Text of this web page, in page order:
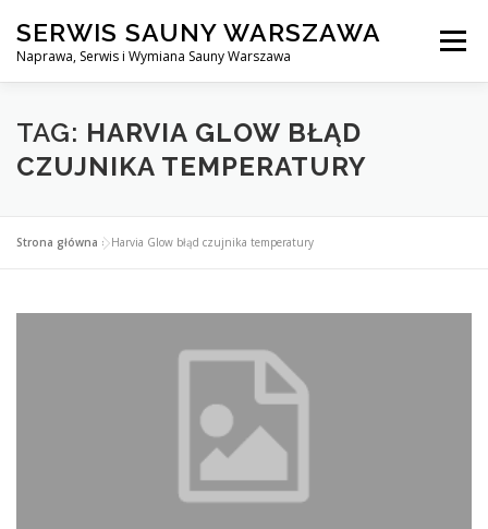
treści
SERWIS SAUNY WARSZAWA
Naprawa, Serwis i Wymiana Sauny Warszawa
Menu
SERWIS DO SAUNY WARSZAWA BLOG
TAG: HARVIA GLOW BŁĄD
CZUJNIKA TEMPERATURY
Strona główna »Harvia Glow błąd czujnika temperatury